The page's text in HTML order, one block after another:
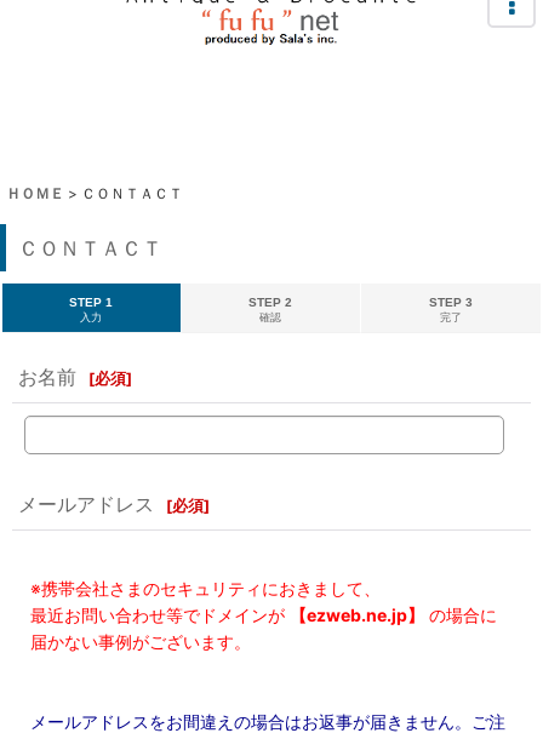
ＨＯＭＥ > ＣＯＮＴＡＣＴ
ＣＯＮＴＡＣＴ
STEP 1
入力
STEP 2
確認
STEP 3
完了
お名前 [必須]
メールアドレス [必須]
※携帯会社さまのセキュリティにおきまして、
最近お問い合わせ等でドメインが
【ezweb.ne.jp】
の場合に
届かない事例がございます。
メールアドレスをお間違えの場合はお返事が届きません。ご注